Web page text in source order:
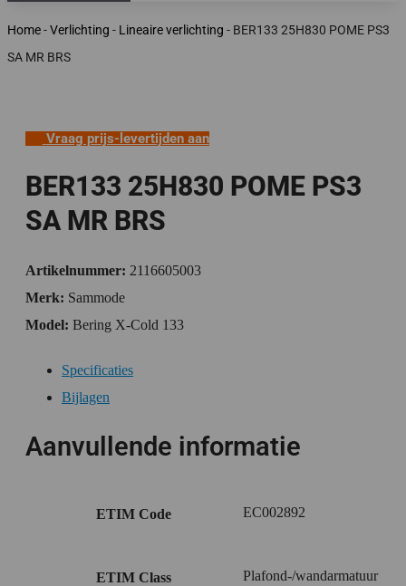
Home-Verlichting - Lineaire verlichting - BER133 25H830 POME PS3
SA MR BRS
Vraag prijs-levertijden aan
BER133 25H830 POME PS3
SA MR BRS
Artikelnummer: 2116605003
Merk: Sammode
Model: Bering X-Cold 133
Specificaties
Bijlagen
Aanvullende informatie
ETIM Code EC002892
ETIM Class Plafond-/wandarmatuur